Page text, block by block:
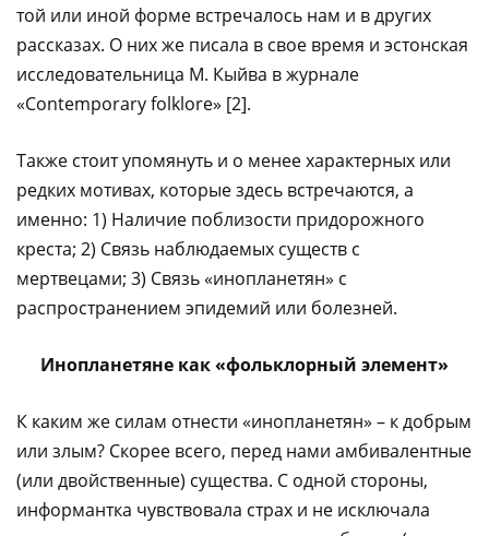
той или иной форме встречалось нам и в других
рассказах. О них же писала в свое время и эстонская
исследовательница М. Кыйва в журнале
«Contemporary folklore» [2].
Также стоит упомянуть и о менее характерных или
редких мотивах, которые здесь встречаются, а
именно: 1) Наличие поблизости придорожного
креста; 2) Связь наблюдаемых существ с
мертвецами; 3) Связь «инопланетян» с
распространением эпидемий или болезней.
Инопланетяне как «фольклорный элемент»
К каким же силам отнести «инопланетян» – к добрым
или злым? Скорее всего, перед нами амбивалентные
(или двойственные) существа. С одной стороны,
информантка чувствовала страх и не исключала